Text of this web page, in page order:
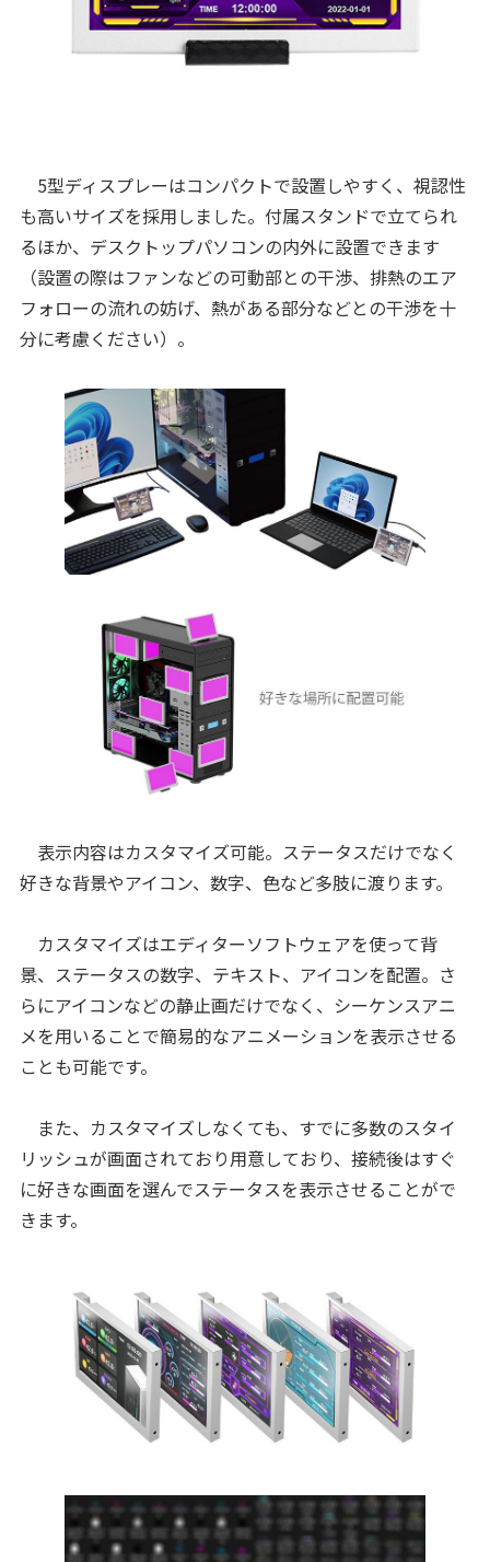
5型ディスプレーはコンパクトで設置しやすく、視認性
も高いサイズを採用しました。付属スタンドで立てられ
るほか、デスクトップパソコンの内外に設置できます
（設置の際はファンなどの可動部との干渉、排熱のエア
フォローの流れの妨げ、熱がある部分などとの干渉を十
分に考慮ください）。
表示内容はカスタマイズ可能。ステータスだけでなく
好きな背景やアイコン、数字、色など多肢に渡ります。
カスタマイズはエディターソフトウェアを使って背
景、ステータスの数字、テキスト、アイコンを配置。さ
らにアイコンなどの静止画だけでなく、シーケンスアニ
メを用いることで簡易的なアニメーションを表示させる
ことも可能です。
また、カスタマイズしなくても、すでに多数のスタイ
リッシュが画面されており用意しており、接続後はすぐ
に好きな画面を選んでステータスを表示させることがで
きます。